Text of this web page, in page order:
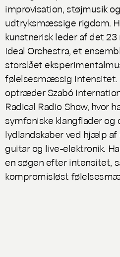
improvisation, støjmusik
udtryksmæssige rigdom.
kunstnerisk leder af det
Ideal Orchestra, et
storslået
følelsesmæssig intensitet.
optræder Szabó
Radical Radio Show, hvor
symfoniske klangflader
lydlandskaber ved hjælp
guitar og live-elektronik.
en søgen efter intensitet,
kompromisløst